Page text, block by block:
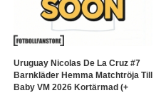
Uruguay Nicolas De La Cruz #7
Barnkläder Hemma Matchtröja Till
Baby VM 2026 Kortärmad (+